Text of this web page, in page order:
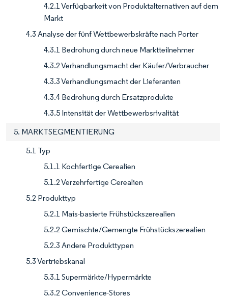
4.2.1 Verfügbarkeit von Produktalternativen auf dem
Markt
4.3 Analyse der fünf Wettbewerbskräfte nach Porter
4.3.1 Bedrohung durch neue Marktteilnehmer
4.3.2 Verhandlungsmacht der Käufer/Verbraucher
4.3.3 Verhandlungsmacht der Lieferanten
4.3.4 Bedrohung durch Ersatzprodukte
4.3.5 Intensität der Wettbewerbsrivalität
5. MARKTSEGMENTIERUNG
5.1 Typ
5.1.1 Kochfertige Cerealien
5.1.2 Verzehrfertige Cerealien
5.2 Produkttyp
5.2.1 Mais-basierte Frühstückszerealien
5.2.2 Gemischte/Gemengte Frühstückszerealien
5.2.3 Andere Produkttypen
5.3 Vertriebskanal
5.3.1 Supermärkte/Hypermärkte
5.3.2 Convenience-Stores